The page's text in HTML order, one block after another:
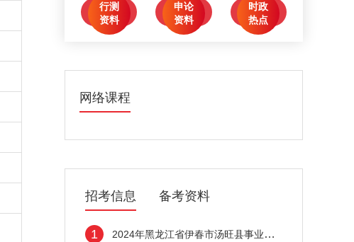
行测
资料
点击领取
申论
资料
点击领取
时政
热点
点击领取
网络课程
招考信息 备考资料
1 2024年黑龙江省伊春市汤旺县事业单位招聘工